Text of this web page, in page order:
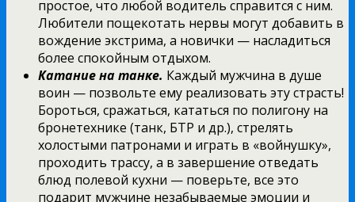
простое, что любой водитель справится с ним.
Любители пощекотать нервы могут добавить в
вождение экстрима, а новички — насладиться
более спокойным отдыхом.
Катание на танке. Каждый мужчина в душе
воин — позвольте ему реализовать эту страсть!
Бороться, сражаться, кататься по полигону на
бронетехнике (танк, БТР и др.), стрелять
холостыми патронами и играть в «войнушку»,
проходить трассу, а в завершение отведать
блюд полевой кухни — поверьте, все это
подарит мужчине незабываемые эмоции и